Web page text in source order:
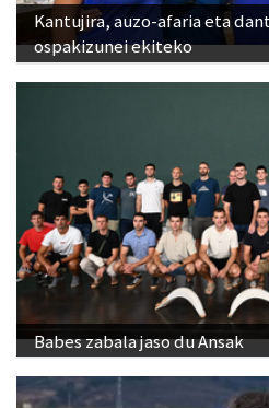
Kantujira, auzo-afaria eta
ospakizunei ekiteko
Babes zabala jaso du Ansak